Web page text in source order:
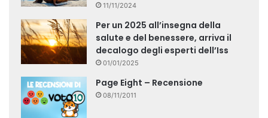
11/11/2024
Per un 2025 all’insegna della
salute e del benessere, arriva il
decalogo degli esperti dell’Iss
01/01/2025
Page Eight – Recensione
08/11/2011